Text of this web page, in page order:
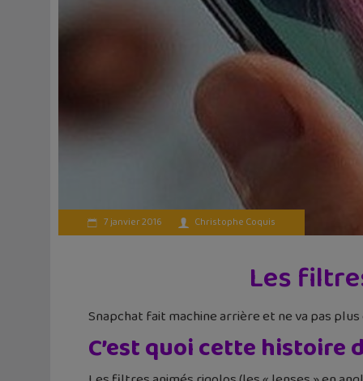
7 janvier 2016 Christophe Coquis
Les
Snapchat fait machine arrière et ne va pas
C’est quoi cette histoire